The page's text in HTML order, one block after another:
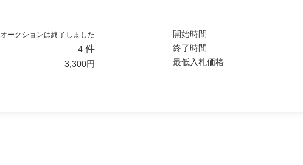
オークションは終了しました
4 件
3,300円
開始時間
終了時間
最低入札価格